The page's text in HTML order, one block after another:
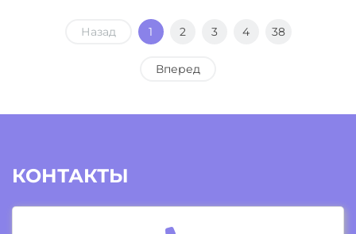
Назад 1 2 3 4 38
Вперед
КОНТАКТЫ